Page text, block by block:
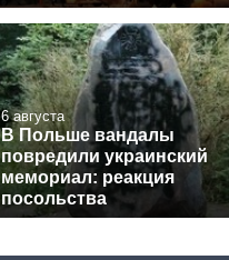
6 августа
В Польше вандалы
повредили украинский
мемориал: реакция
посольства